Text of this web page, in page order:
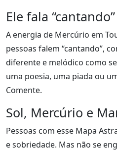
Ele fala “cantando”
A energia de Mercúrio em
pessoas falem “cantando”,
diferente e melódico como
uma poesia, uma piada ou
Comente.
Sol, Mercúrio e
Pessoas com esse Mapa
e sobriedade. Mas não se